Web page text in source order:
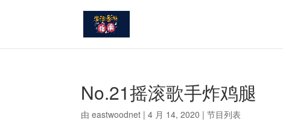
No.21摇滚歌手炸鸡腿
由eastwoodnet |4 月 14, 2020 |节目列表